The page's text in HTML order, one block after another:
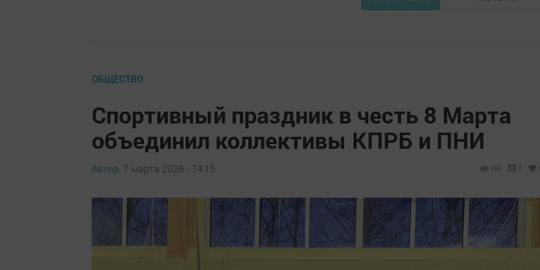
ОБЩЕСТВО
Спортивный праздник в честь 8 Марта
объединил коллективы КПРБ и ПНИ
Автор, 7 марта 2026 - 14:15 482 0